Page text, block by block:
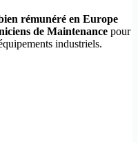
rémunéré en Europe
de Maintenance pour
industriels.